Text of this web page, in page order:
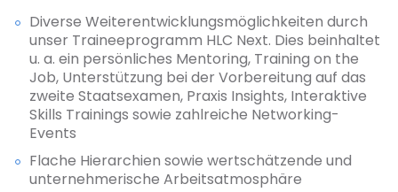
Diverse Weiterentwicklungsmöglichkeiten durch
unser Traineeprogramm HLC Next. Dies beinhaltet
u. a. ein persönliches Mentoring, Training on the
Job, Unterstützung bei der Vorbereitung auf das
zweite Staatsexamen, Praxis Insights, Interaktive
Skills Trainings sowie zahlreiche Networking-
Events
Flache Hierarchien sowie wertschätzende und
unternehmerische Arbeitsatmosphäre